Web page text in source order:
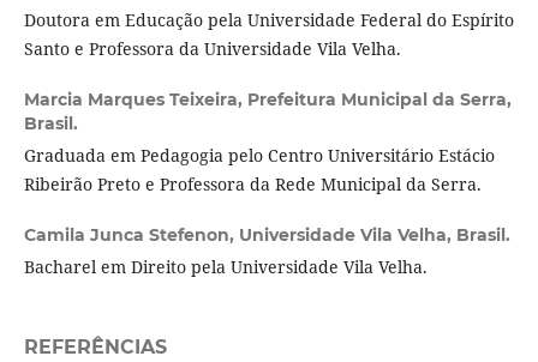
Doutora em Educação pela Universidade Federal do Espírito
Santo e Professora da Universidade Vila Velha.
Marcia Marques Teixeira, Prefeitura Municipal da Serra,
Brasil.
Graduada em Pedagogia pelo Centro Universitário Estácio
Ribeirão Preto e Professora da Rede Municipal da Serra.
Camila Junca Stefenon, Universidade Vila Velha, Brasil.
Bacharel em Direito pela Universidade Vila Velha.
REFERÊNCIAS